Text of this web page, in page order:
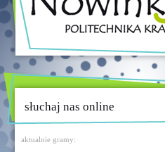
słuchaj nas online
aktualnie gramy: